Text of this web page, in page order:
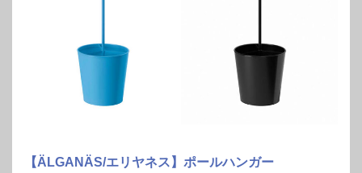
【ÄLGANÄS/エリヤネス】ポールハンガー